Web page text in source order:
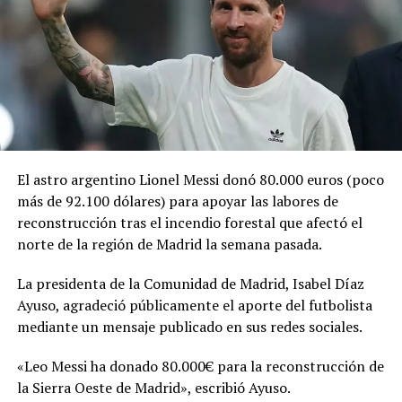
Me gusta esto:
Relacionado
VIDEO | Bailarines
coreografía de “Dai Dai” en el
Estadio Cuscatlán
2 junio, 2026
Shakira encabezó la
Mundial 2026 en el Estadio
Azteca
11 junio, 2026
El astro argentino Lionel Messi donó 80.000 euros (poco
más de 92.100 dólares) para apoyar las labores de
reconstrucción tras el incendio forestal que afectó el
norte de la región de Madrid la semana pasada.
La presidenta de la Comunidad de Madrid, Isabel Díaz
Ayuso, agradeció públicamente el aporte del futbolista
mediante un mensaje publicado en sus redes sociales.
«Leo Messi ha donado 80.000€ para la reconstrucción de
la Sierra Oeste de Madrid», escribió Ayuso.